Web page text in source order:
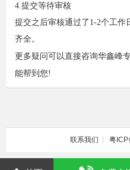
4.提交等待审核
提交之后审核通过了1-2个工
齐全。
更多疑问可以直接咨询华鑫峰
能帮到您!
联系我们 | 粤